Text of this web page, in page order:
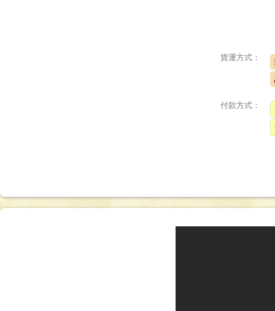
貨運方式：
付款方式：